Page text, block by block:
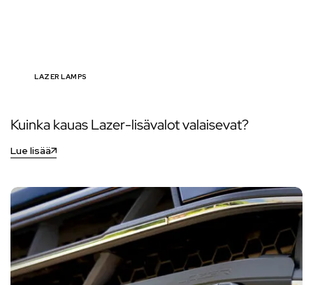
LAZER LAMPS
Kuinka kauas Lazer-lisävalot valaisevat?
Lue lisää